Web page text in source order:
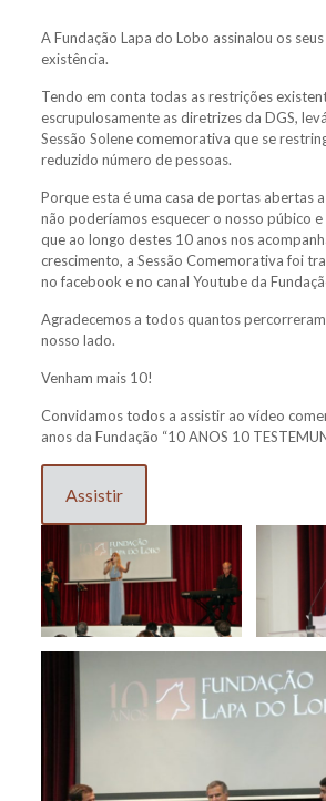
A Fundação Lapa do Lobo assinalou os
existência.
Tendo em conta todas as restrições
escrupulosamente as diretrizes da DGS,
Sessão Solene comemorativa que se
reduzido número de pessoas.
Porque esta é uma casa de portas abertas
não poderíamos esquecer o nosso púbico
que ao longo destes 10 anos nos
crescimento, a Sessão Comemorativa foi
no facebook e no canal Youtube da
Agradecemos a todos quantos
nosso lado.
Venham mais 10!
Convidamos todos a assistir ao vídeo
anos da Fundação “10 ANOS 10
Assistir